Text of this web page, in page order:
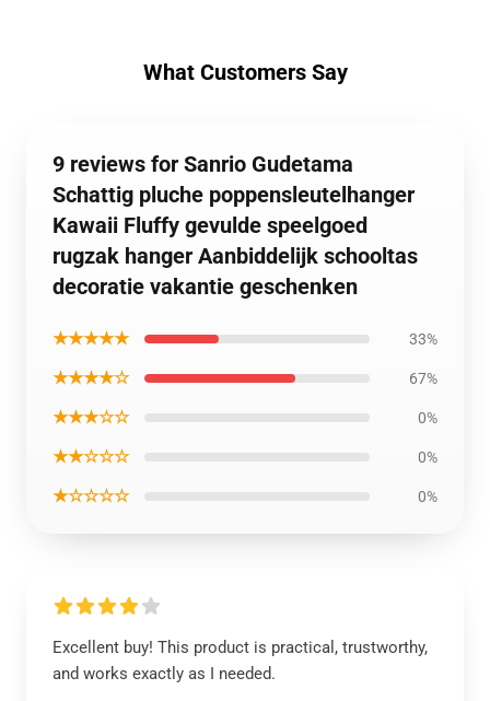
What Customers Say
9 reviews for Sanrio Gudetama
Schattig pluche poppensleutelhanger
Kawaii Fluffy gevulde speelgoed
rugzak hanger Aanbiddelijk schooltas
decoratie vakantie geschenken
★★★★★ 33%
★★★★☆ 67%
★★★☆☆ 0%
★★☆☆☆ 0%
★☆☆☆☆ 0%
Excellent buy! This product is practical, trustworthy,
and works exactly as I needed.